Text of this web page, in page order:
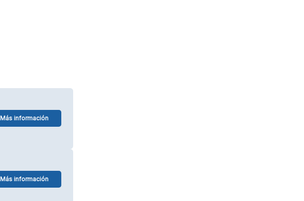
Más información
Más información